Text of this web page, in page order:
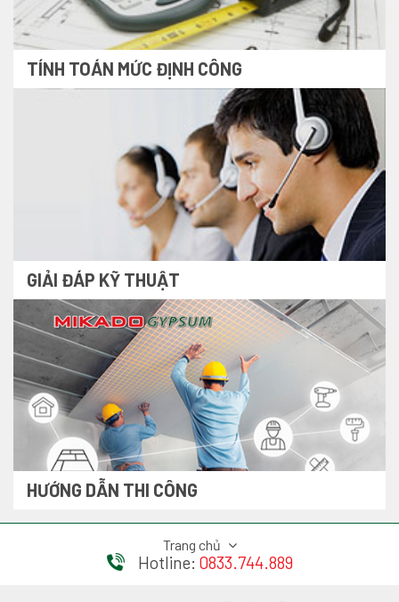
TÍNH TOÁN MỨC ĐỊNH CÔNG
GIẢI ĐÁP KỸ THUẬT
HƯỚNG DẪN THI CÔNG
Trang chủ
Hotline: 0833.744.889